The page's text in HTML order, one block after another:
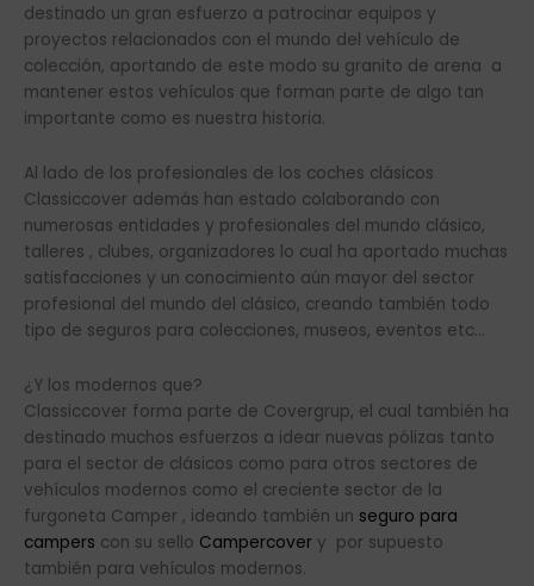
destinado un gran esfuerzo a patrocinar equipos y
proyectos relacionados con el mundo del vehículo de
colección, aportando de este modo su granito de arena a
mantener estos vehículos que forman parte de algo tan
importante como es nuestra historia.
Al lado de los profesionales de los coches clásicos
Classiccover además han estado colaborando con
numerosas entidades y profesionales del mundo clásico,
talleres , clubes, organizadores lo cual ha aportado muchas
satisfacciones y un conocimiento aún mayor del sector
profesional del mundo del clásico, creando también todo
tipo de seguros para colecciones, museos, eventos etc…
¿Y los modernos que?
Classiccover forma parte de Covergrup, el cual también ha
destinado muchos esfuerzos a idear nuevas pólizas tanto
para el sector de clásicos como para otros sectores de
vehículos modernos como el creciente sector de la
furgoneta Camper , ideando también un seguro para
campers con su sello Campercover y por supuesto
también para vehículos modernos.